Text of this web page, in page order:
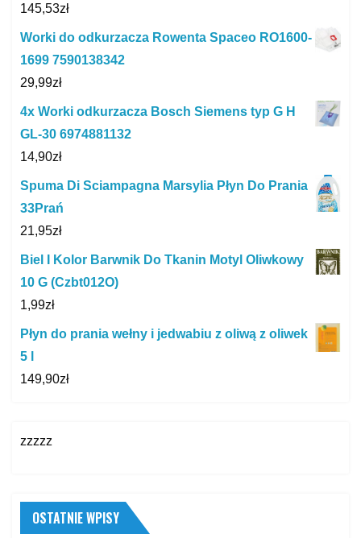
145,53zł
Worki do odkurzacza Rowenta Spaceo RO1600-
1699 7590138342
29,99zł
4x Worki odkurzacza Bosch Siemens typ G H
GL-30 6974881132
14,90zł
Spuma Di Sciampagna Marsylia Płyn Do Prania
33Prań
21,95zł
Biel I Kolor Barwnik Do Tkanin Motyl Oliwkowy
10 G (Czbt012O)
1,99zł
Płyn do prania wełny i jedwabiu z oliwą z oliwek
5 l
149,90zł
zzzzz
OSTATNIE WPISY